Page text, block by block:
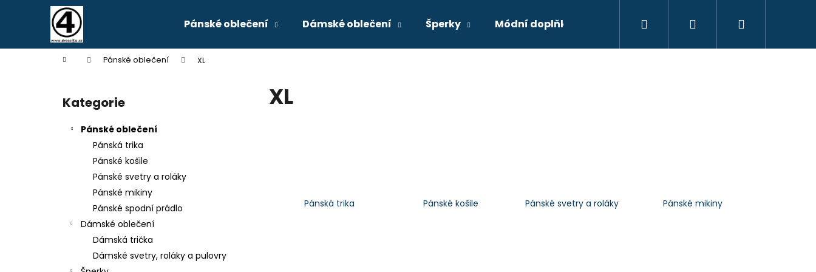
Pánské oblečení Dámské oblečení Šperky Módní doplňky Prodávané značky Obchodní
Přihlášení
Domů Pánské oblečení XL
Přeskočit
kategorie
Kategorie
Pánské oblečení
Pánská trika
Pánské košile
Pánské svetry a roláky
Pánské mikiny
Pánské spodní prádlo
Dámské oblečení
Dámská trička
Dámské svetry, roláky a pulovry
XL
Pánská trika Pánské košile Pánské svetry a roláky Pánské mikiny
í
Zpět
do
Zpět
do